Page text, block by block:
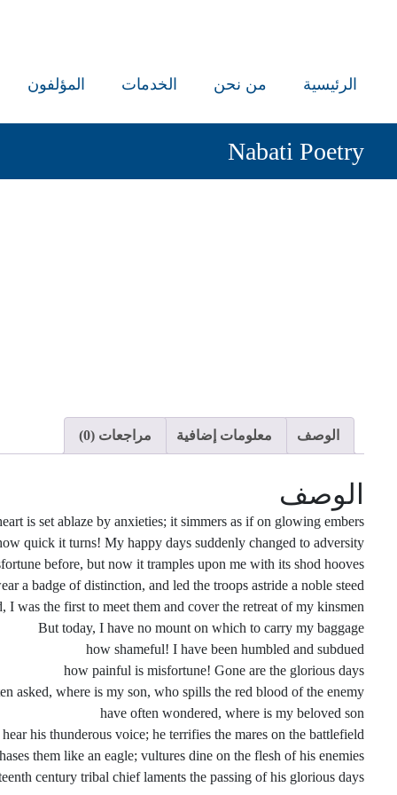
الرئيسية من نحن الخدمات المؤلفون
Nabati Poetry
الوصف معلومات إضافية مراجعات (0)
الوصف
is set ablaze by anxieties; it simmers as if on glowing embers
quick it turns! My happy days suddenly changed to adversity
before, but now it tramples upon me with its shod hooves
a badge of distinction, and led the troops astride a noble steed
I was the first to meet them and cover the retreat of my kinsmen
But today, I have no mount on which to carry my baggage
how shameful! I have been humbled and subdued
how painful is misfortune! Gone are the glorious days
asked, where is my son, who spills the red blood of the enemy
have often wondered, where is my beloved son
his thunderous voice; he terrifies the mares on the battlefield
them like an eagle; vultures dine on the flesh of his enemies
century tribal chief laments the passing of his glorious days